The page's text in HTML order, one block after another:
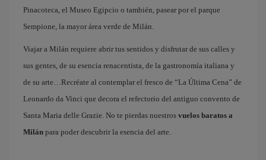
Pinacoteca, el Museo Egipcio o también, pasear por el parque
Sempione, la mayor área verde de Milán.
Viajar a Milán requiere abrir tus sentidos y disfrutar de sus calles y
sus gentes, de su esencia renacentista, de la gastronomía italiana y
de su arte…Recréate al contemplar el fresco de “La Última Cena” de
Leonardo da Vinci que decora el refectorio del antiguo convento de
Santa Maria delle Grazie. No te pierdas nuestros vuelos baratos a
Milán para poder descubrir la esencia del arte.